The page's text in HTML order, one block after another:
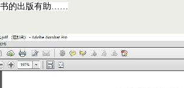
书的出版有助……